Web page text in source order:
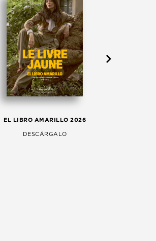
EL LIBRO AMARILLO 2026
DESCÁRGALO